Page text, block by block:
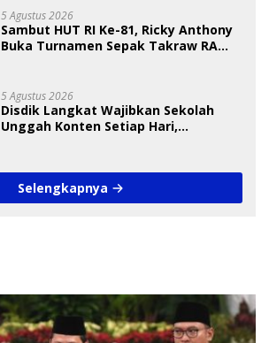
5 Agustus 2026
Sambut HUT RI Ke-81, Ricky Anthony
Buka Turnamen Sepak Takraw RA
5 Agustus 2026
Disdik Langkat Wajibkan Sekolah
Unggah Konten Setiap Hari,
Selengkapnya